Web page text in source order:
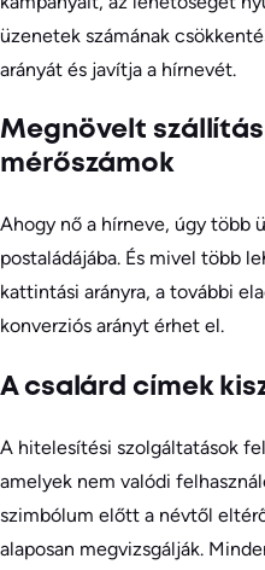
üzenetek számának
arányát és javítja a hírnevét.
Megnövelt
mérőszámok
Ahogy nő a hírneve, úgy több
postaládájába. És mivel több
kattintási arányra, a további
konverziós arányt érhet el.
A csalárd címek
A hitelesítési szolgáltatások
amelyek nem valódi
szimbólum előtt a névtől
alaposan megvizsgálják.